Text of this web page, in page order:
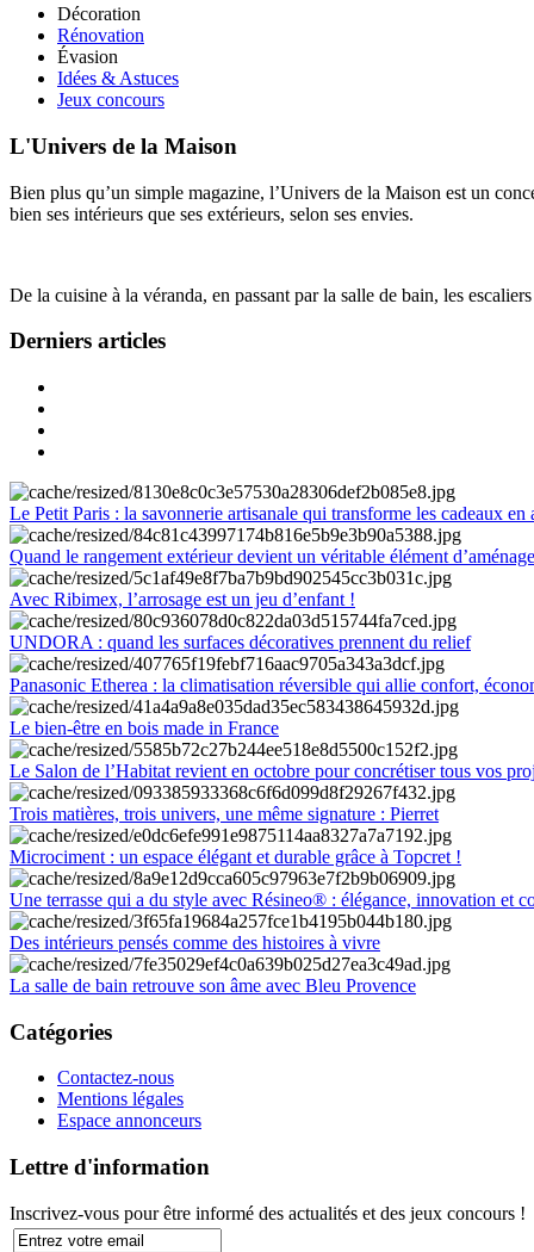
Décoration
Rénovation
Évasion
Idées & Astuces
Jeux concours
L'Univers de la Maison
Bien plus qu’un simple magazine, l’Univers de la Maison est un
bien ses intérieurs que ses extérieurs, selon ses envies.
De la cuisine à la véranda, en passant par la salle de bain, les
Derniers articles
Le Petit Paris : la savonnerie artisanale qui transforme les cadeaux en
Quand le rangement extérieur devient un véritable élément
Avec Ribimex, l’arrosage est un jeu d’enfant !
UNDORA : quand les surfaces décoratives prennent du relief
Panasonic Etherea : la climatisation réversible qui allie confort,
Le bien-être en bois made in France
Le Salon de l’Habitat revient en octobre pour concrétiser tous vos
Trois matières, trois univers, une même signature : Pierret
Microciment : un espace élégant et durable grâce à Topcret !
Une terrasse qui a du style avec Résineo® : élégance, innovation et
Des intérieurs pensés comme des histoires à vivre
La salle de bain retrouve son âme avec Bleu Provence
Catégories
Contactez-nous
Mentions légales
Espace annonceurs
Lettre d'information
Inscrivez-vous pour être informé des actualités et des jeux concours !